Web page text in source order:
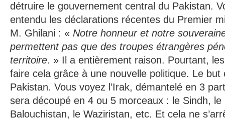
détruire le gouvernement central du Pakistan.
entendu les déclarations récentes du Premier
M. Ghilani : « Notre honneur et notre
permettent pas que des troupes étrangères
territoire. » Il a entièrement raison. Pourtant,
faire cela grâce à une nouvelle politique. Le but
Pakistan. Vous voyez l’Irak, démantelé en 3
sera découpé en 4 ou 5 morceaux : le Sindh, le
Balouchistan, le Waziristan, etc. Et cela ne